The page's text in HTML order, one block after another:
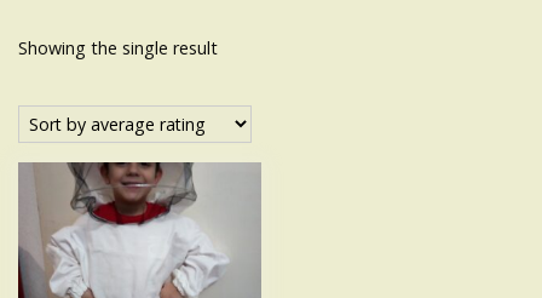
Showing the single result